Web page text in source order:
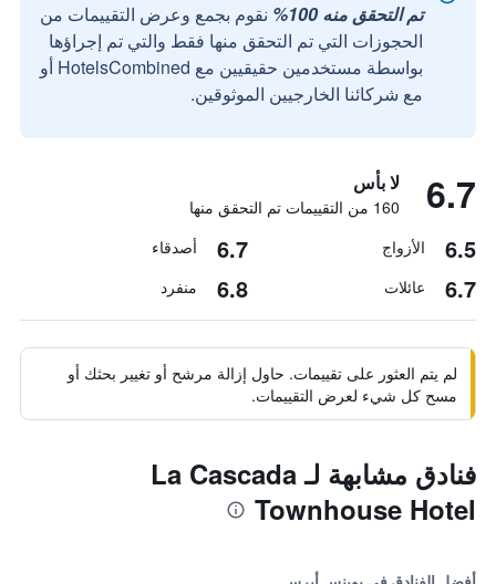
تم التحقق منه 100%
نقوم بجمع وعرض التقييمات من
الحجوزات التي تم التحقق منها فقط والتي تم إجراؤها
بواسطة مستخدمين حقيقيين مع HotelsCombined أو
مع شركائنا الخارجيين الموثوقين.
6.7 لا بأس
160 من التقييمات تم التحقق منها
6.5 الأزواج 6.7 أصدقاء
6.7 عائلات 6.8 منفرد
لم يتم العثور على تقييمات. حاول إزالة مرشح أو تغيير بحثك أو
مسح كل شيء لعرض التقييمات.
فنادق مشابهة لـ La Cascada
Townhouse Hotel